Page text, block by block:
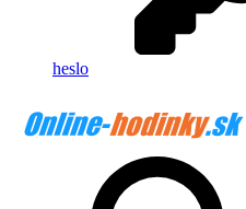
heslo